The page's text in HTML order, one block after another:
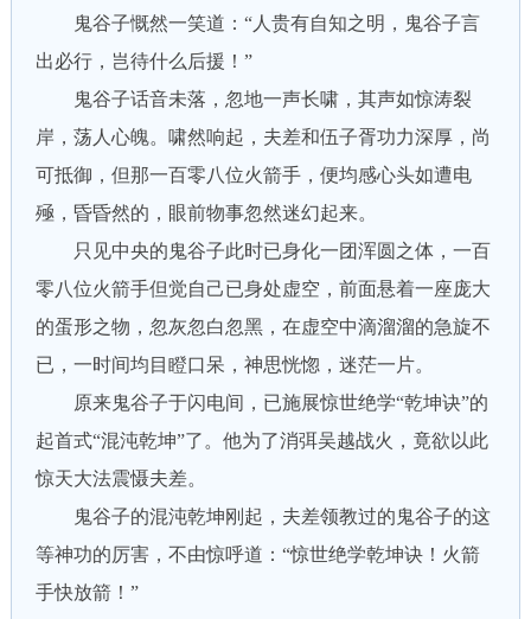
鬼谷子慨然一笑道：“人贵有自知之明，鬼谷子言
出必行，岂待什么后援！”
鬼谷子话音未落，忽地一声长啸，其声如惊涛裂
岸，荡人心魄。啸然响起，夫差和伍子胥功力深厚，尚
可抵御，但那一百零八位火箭手，便均感心头如遭电
殛，昏昏然的，眼前物事忽然迷幻起来。
只见中央的鬼谷子此时已身化一团浑圆之体，一百
零八位火箭手但觉自己已身处虚空，前面悬着一座庞大
的蛋形之物，忽灰忽白忽黑，在虚空中滴溜溜的急旋不
已，一时间均目瞪口呆，神思恍惚，迷茫一片。
原来鬼谷子于闪电间，已施展惊世绝学“乾坤诀”的
起首式“混沌乾坤”了。他为了消弭吴越战火，竟欲以此
惊天大法震慑夫差。
鬼谷子的混沌乾坤刚起，夫差领教过的鬼谷子的这
等神功的厉害，不由惊呼道：“惊世绝学乾坤诀！火箭
手快放箭！”